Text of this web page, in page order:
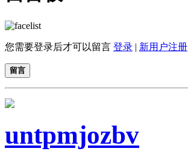
您需要登录后才可以留言 登录 | 新用户注册
留言
untpmjozbv